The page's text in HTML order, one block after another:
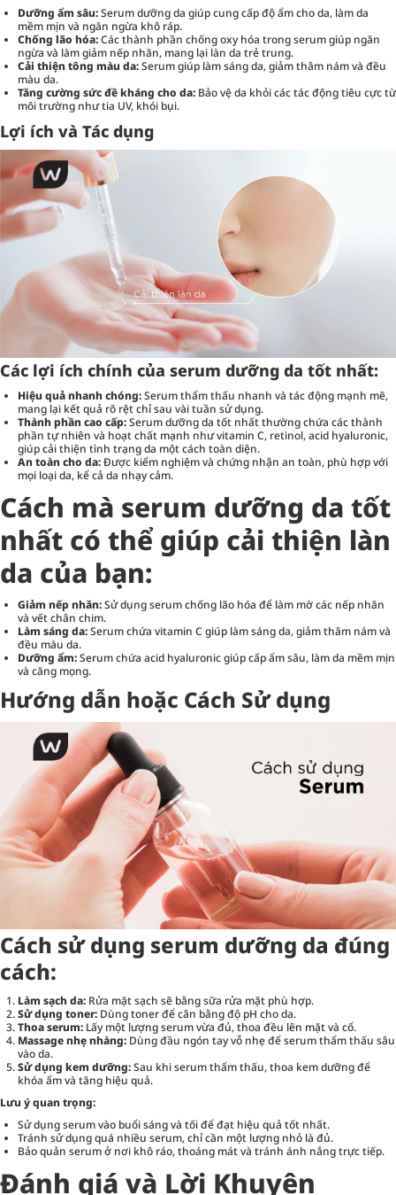
Dưỡng ẩm sâu:Serum dưỡng da giúp cung cấp độ ẩm cho da, làm da
mềm mịn và ngăn ngừa khô ráp.
Chống lão hóa:Các thành phần chống oxy hóa trong serum giúp ngăn
ngừa và làm giảm nếp nhăn, mang lại làn da trẻ trung.
Cải thiện tông màu da:Serum giúp làm sáng da, giảm thâm nám và đều
màu da.
Tăng cường sức đề kháng cho da: Bảo vệ da khỏi các tác động tiêu cực từ
môi trường như tia UV, khói bụi.
Lợi ích và Tác dụng
Các lợi ích chính của serum dưỡng da tốt nhất:
Hiệu quả nhanh chóng:Serum thẩm thấu nhanh và tác động mạnh mẽ,
mang lại kết quả rõ rệt chỉ sau vài tuần sử dụng.
Thành phần cao cấp:Serum dưỡng da tốt nhất thường chứa các thành
phần tự nhiên và hoạt chất mạnh như vitamin C, retinol, acid hyaluronic,
giúp cải thiện tình trạng da một cách toàn diện.
An toàn cho da:Được kiểm nghiệm và chứng nhận an toàn, phù hợp với
mọi loại da, kể cả da nhạy cảm.
Cách mà serum dưỡng da tốt
nhất có thể giúp cải thiện làn
da của bạn:
Giảm nếp nhăn:Sử dụng serum chống lão hóa để làm mờ các nếp nhăn
và vết chân chim.
Làm sáng da:Serum chứa vitamin C giúp làm sáng da, giảm thâm nám và
đều màu da.
Dưỡng ẩm:Serum chứa acid hyaluronic giúp cấp ẩm sâu, làm da mềm mịn
và căng mọng.
Hướng dẫn hoặc Cách Sử dụng
Cách sử dụng serum dưỡng da đúng
cách:
Làm sạch da: Rửa mặt sạch sẽ bằng sữa rửa mặt phù hợp.
Sử dụng toner: Dùng toner để cân bằng độ pH cho da.
Thoa serum: Lấy một lượng serum vừa đủ, thoa đều lên mặt và cổ.
Massage nhẹ nhàng: Dùng đầu ngón tay vỗ nhẹ để serum thẩm thấu sâu
vào da.
Sử dụng kem dưỡng:Sau khi serum thẩm thấu, thoa kem dưỡng để
khóa ẩm và tăng hiệu quả.
Lưu ý quan trọng:
Sử dụng serum vào buổi sáng và tối để đạt hiệu quả tốt nhất.
Tránh sử dụng quá nhiều serum, chỉ cần một lượng nhỏ là đủ.
Bảo quản serum ở nơi khô ráo, thoáng mát và tránh ánh nắng trực tiếp.
Đánh giá và Lời Khuyên